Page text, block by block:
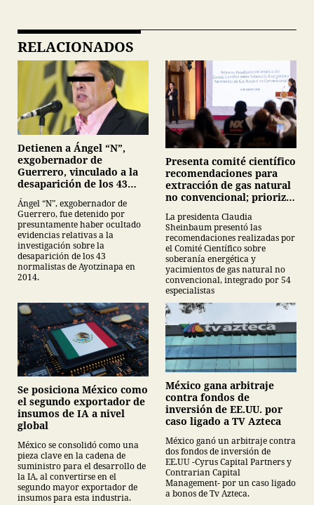
RELACIONADOS
Detienen a Ángel “N”,
exgobernador de
Guerrero, vinculado a la
desaparición de los 43
normalistas de
Ayotzinapa
Ángel “N”, exgobernador de
Guerrero, fue detenido por
presuntamente haber ocultado
evidencias relativas a la
investigación sobre la
desaparición de los 43
normalistas de Ayotzinapa en
2014.
Presenta comité científico
recomendaciones para
extracción de gas natural
no convencional; prioriza
descarta yacimiento
Tampico-Misantla
La presidenta Claudia
Sheinbaum presentó las
recomendaciones realizadas por
el Comité Científico sobre
soberanía energética y
yacimientos de gas natural no
convencional, integrado por 54
especialistas
Se posiciona México como
el segundo exportador de
insumos de IA a nivel
global
México se consolidó como una
pieza clave en la cadena de
suministro para el desarrollo de
la IA, al convertirse en el
segundo mayor exportador de
insumos para esta industria.
México gana arbitraje
contra fondos de
inversión de EE.UU. por
caso ligado a TV Azteca
México ganó un arbitraje contra
dos fondos de inversión de
EE.UU -Cyrus Capital Partners y
Contrarian Capital
Management- por un caso ligado
a bonos de Tv Azteca.